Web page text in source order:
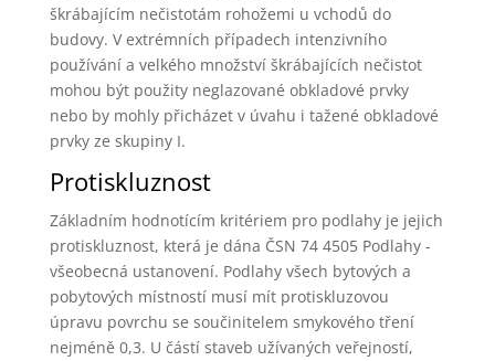
škrábajícím nečistotám rohožemi u vchodů do
budovy. V extrémních případech intenzivního
používání a velkého množství škrábajících nečistot
mohou být použity neglazované obkladové prvky
nebo by mohly přicházet v úvahu i tažené obkladové
prvky ze skupiny I.
Protiskluznost
Základním hodnotícím kritériem pro podlahy je jejich
protiskluznost, která je dána ČSN 74 4505 Podlahy -
všeobecná ustanovení. Podlahy všech bytových a
pobytových místností musí mít protiskluzovou
úpravu povrchu se součinitelem smykového tření
nejméně 0,3. U částí staveb užívaných veřejností,